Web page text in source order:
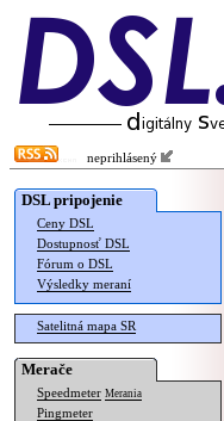
neprihlásený
DSL pripojenie
Ceny DSL
Dostupnosť DSL
Fórum o DSL
Výsledky meraní
Satelitná mapa SR
Merače
Speedmeter Merania
Pingmeter